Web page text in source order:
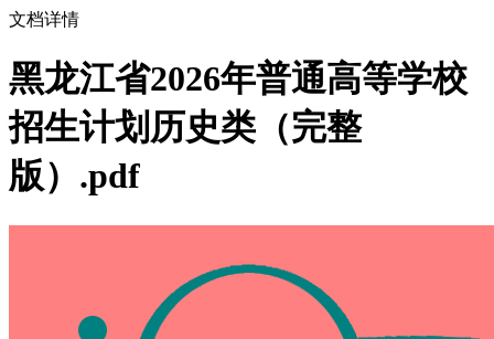
文档详情
黑龙江省2026年普通高等学校
招生计划历史类（完整
版）.pdf